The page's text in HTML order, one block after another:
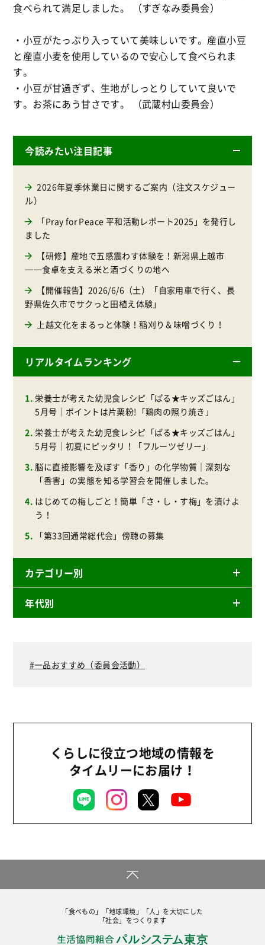
食べられて満足しました。 （すぎなみ委員会）
・小豆がたっぷり入っていて美味しいです。産直小豆
と産直小麦を使用しているので安心して食べられま
す。
・小豆が甘過ぎず、生地がしっとりしていて良いで
す。お茶にあう甘さです。 （武蔵村山委員会）
今読みたい注目記事
2026年夏季休業日に関するご案内（注文スケジュー
ル）
「Pray for Peace 平和活動レポート2025」を発行し
ました
【研修】産地で五感震わす体験を！新潟県上越市
──食卓を支える米と酒づくりの地へ
【開催報告】2026/6/6（土）「自家用車で行く、長
野県佐久市でサクっと田植え体験」
上越文化をまるっと体験！稲刈り＆味噌づくり！
リアルタイムランキング
栄養士が考えた幼児食レシピ「ぱる★キッズごはん」
5月号｜ポイントは片栗粉!「鶏肉の照り焼き」
栄養士が考えた幼児食レシピ「ぱる★キッズごはん」
5月号｜初夏にピッタリ！「フルーツゼリー」
脳に直接影響を及ぼす「香り」の化学物質｜深刻な
「香害」の実態を知る学習会を開催しました。
はじめての梅しごと！簡単「さ・し・す梅」を漬けよ
う！
「第33回通常総代会」傍聴の募集
カテゴリー別
ニュースリリース
事業
平和と国際連帯
お米の出前授業
パルシステムでんき
消費者
年代別
2025年
2022年
2017年
2014年
一品おすすめ（委員会活動）
くらしに役立つ地域の情報を
タイムリーにお届け！
「食べもの」「地球環境」「人」を大切にした
「社会」をつくります